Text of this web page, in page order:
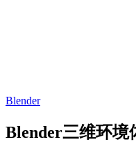
Blender
Blender三维环境